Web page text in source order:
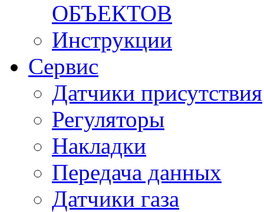
ОБЪЕКТОВ
Инструкции
Сервис
Датчики присутствия
Регуляторы
Накладки
Передача данных
Датчики газа